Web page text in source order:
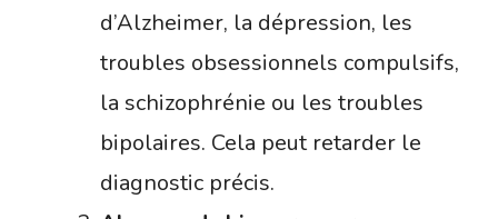
d’Alzheimer, la dépression, les
troubles obsessionnels compulsifs,
la schizophrénie ou les troubles
bipolaires. Cela peut retarder le
diagnostic précis.